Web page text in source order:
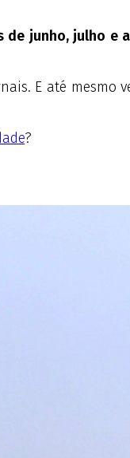
de junho, julho e
E até mesmo
?